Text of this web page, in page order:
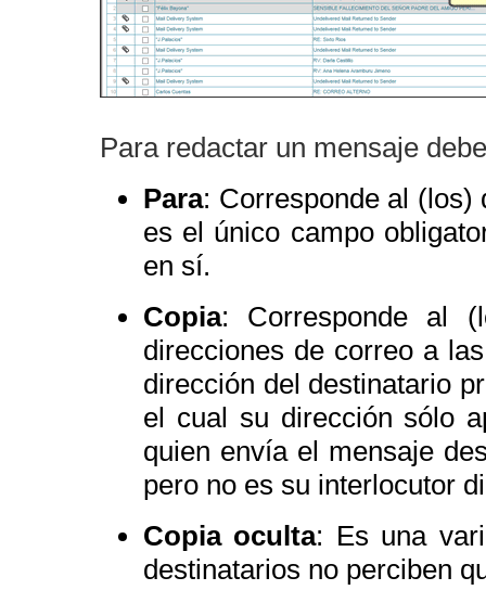
Para redactar un mensaje
Para: Corresponde al (los)
es el único campo
en sí.
Copia: Corresponde al
direcciones de correo a
dirección del destinatario
el cual su dirección sólo
quien envía el mensaje
pero no es su interlocutor
Copia oculta: Es una
destinatarios no perciben